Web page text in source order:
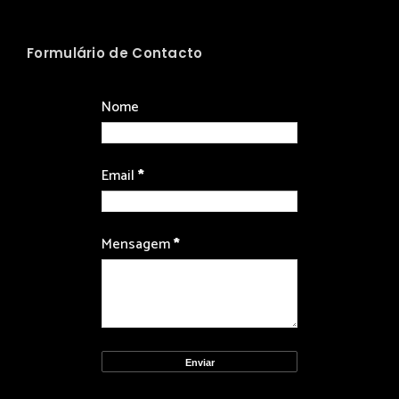
Formulário de Contacto
Nome
Email*
Mensagem*